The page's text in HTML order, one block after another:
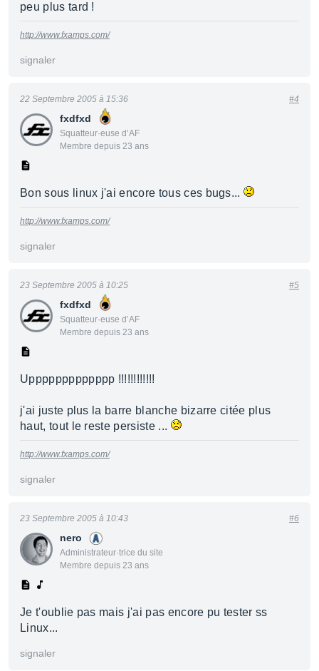
peu plus tard !
http://www.fxamps.com/
signaler
fxdfxd
Squatteur·euse d’AF
Membre depuis 23 ans
22 Septembre 2005 à 15:36 #4
Bon sous linux j'ai encore tous ces bugs...
http://www.fxamps.com/
signaler
fxdfxd
Squatteur·euse d’AF
Membre depuis 23 ans
23 Septembre 2005 à 10:25 #5
Uppppppppppppp !!!!!!!!!!!!
j'ai juste plus la barre blanche bizarre citée plus
haut, tout le reste persiste ...
http://www.fxamps.com/
signaler
nero
Administrateur·trice du site
Membre depuis 23 ans
23 Septembre 2005 à 10:43 #6
Je t'oublie pas mais j'ai pas encore pu tester ss
Linux...
signaler